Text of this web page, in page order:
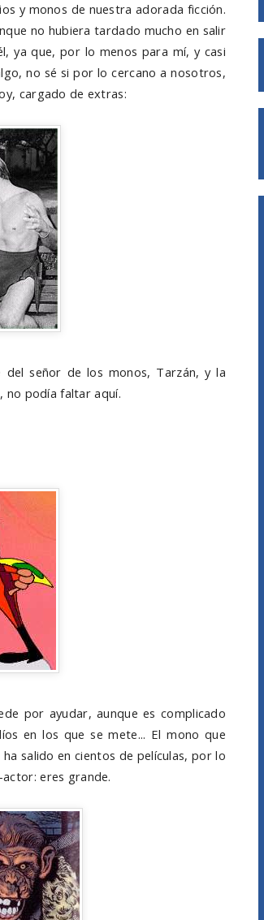
y monos de nuestra adorada ficción.
no hubiera tardado mucho en salir
ya que, por lo menos para mí, y casi
no sé si por lo cercano a nosotros,
cargado de extras:
del señor de los monos, Tarzán, y la
no podía faltar aquí.
por ayudar, aunque es complicado
en los que se mete... El mono que
salido en cientos de películas, por lo
eres grande.